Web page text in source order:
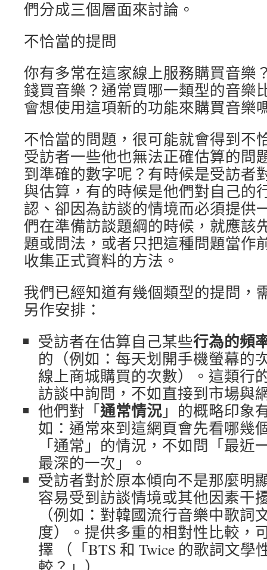
們分成三個層面來討論。
不恰當的提問
你有多常在這家線上服務購買音樂
錢買音樂？通常買哪一類型的音樂
會想使用這項新的功能來購買音樂
不恰當的問題，很可能就會得到不
受訪者一些他也無法正確估算的問
到準確的數字呢？有時候是受訪者
與估算，有的時候是他們對自己的
認、卻因為訪談的情境而必須提供
們在準備訪談題綱的時候，就應該
題或問法，或者只把這種問題當作
收集正式資料的方法。
我們已經知道有幾個類型的提問，
另作安排：
受訪者在估算自己某些行為的頻
的（例如：每天划開手機螢幕的
線上商城購買的次數）。這類行
訪談中詢問，不如直接到市場與
他們對「通常情況 」的概略印象
如：通常來到這網頁會先看哪幾
「通常」的情況，不如問「最近
最深的一次」。
受訪者對於原本傾向不是那麼明
容易受到訪談情境或其他因素干
（例如：對韓國流行音樂中歌詞
度）。提供多重的相對性比較，
擇 （「BTS 和 Twice 的歌詞文學